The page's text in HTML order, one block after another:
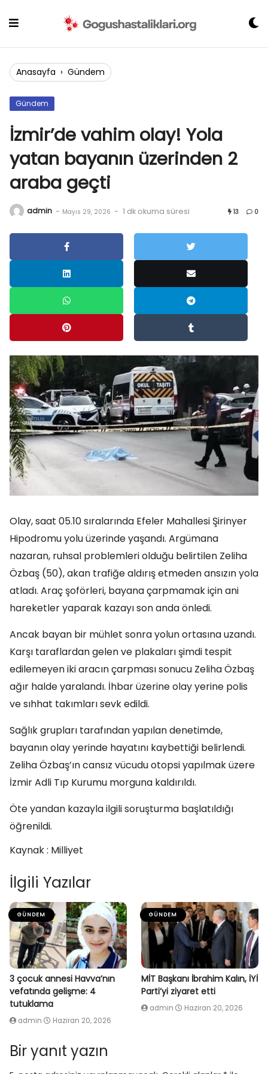
Anasayfa › Gündem
Gündem
İzmir’de vahim olay! Yola
yatan bayanın üzerinden 2
araba geçti
admin - Mayıs 29, 2026 - 1 dk okuma süresi 13 0
Olay, saat 05.10 sıralarında Efeler Mahallesi Şirinyer
Hipodromu yolu üzerinde yaşandı. Argümana
nazaran, ruhsal problemleri olduğu belirtilen Zeliha
Özbaş (50), akan trafiğe aldırış etmeden ansızın yola
atladı. Araç şoförleri, bayana çarpmamak için ani
hareketler yaparak kazayı son anda önledi.
Ancak bayan bir mühlet sonra yolun ortasına uzandı.
Karşı taraflardan gelen ve plakaları şimdi tespit
edilemeyen iki aracın çarpması sonucu Zeliha Özbaş
ağır halde yaralandı. İhbar üzerine olay yerine polis
ve sıhhat takımları sevk edildi.
Sağlık grupları tarafından yapılan denetimde,
bayanın olay yerinde hayatını kaybettiği belirlendi.
Zeliha Özbaş’ın cansız vücudu otopsi yapılmak üzere
İzmir Adli Tıp Kurumu morguna kaldırıldı.
Öte yandan kazayla ilgili soruşturma başlatıldığı
öğrenildi.
Kaynak : Milliyet
İlgili Yazılar
GÜNDEM
3 çocuk annesi Havva’nın
vefatında gelişme: 4
tutuklama
admin Haziran 20, 2026
GÜNDEM
MİT Başkanı İbrahim Kalın, İYİ
Parti’yi ziyaret etti
admin Haziran 20, 2026
Bir yanıt yazın